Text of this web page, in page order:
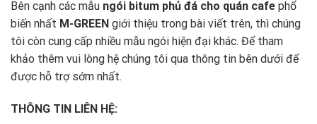
Bên cạnh các mẫu ngói bitum phủ đá cho quán cafe phổ
biến nhất M-GREEN giới thiệu trong bài viết trên, thì chúng
tôi còn cung cấp nhiều mẫu ngói hiện đại khác. Để tham
khảo thêm vui lòng hệ chúng tôi qua thông tin bên dưới để
được hỗ trợ sớm nhất.
THÔNG TIN LIÊN HỆ: